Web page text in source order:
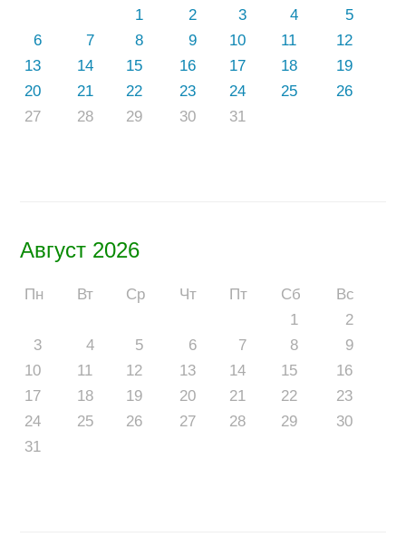
1
2 3 4
5
6
7 8 9 10 11
12
13
14 15 16 17 18
19
20
21 22 23 24 25
26
27
28 29 30 31
Август 2026
Пн Вт Ср Чт Пт Сб
Вс
1
2
3
4 5 6 7 8
9
10
11 12 13 14 15
16
17
18 19 20 21 22
23
24
25 26 27 28 29
30
31